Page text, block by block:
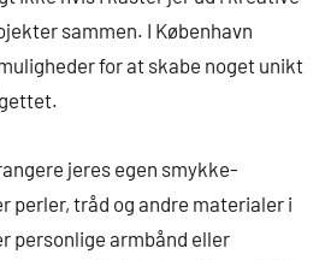
sammen. I København
for at skabe noget unikt
jeres egen smykke-
perler, tråd og andre materialer i
personlige armbånd eller